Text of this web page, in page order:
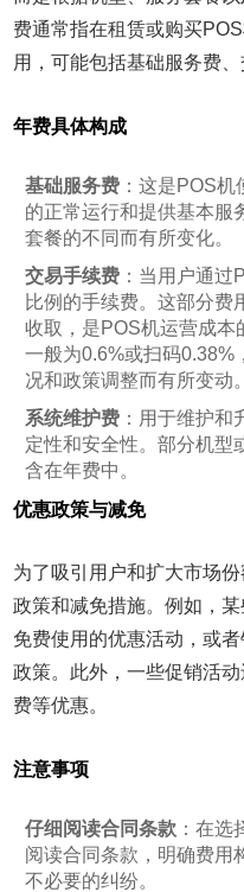
费通常指在租赁或购买
用，可能包括基础服务费
年费具体构成
基础服务费 ：这是POS
的正常运行和提供基本服
套餐的不同而有所变化。
交易手续费 ：当用户通
比例的手续费。这部分费
收取，是POS机运营成本
一般为0.6%或扫码0.38%
况和政策调整而有所变动。
系统维护费 ：用于维护
定性和安全性。部分机型
含在年费中。
优惠政策与减免
为了吸引用户和扩大市场
政策和减免措施。例如，
免费使用的优惠活动，或
政策。此外，一些促销活
费等优惠。
注意事项
仔细阅读合同条款 ：在
阅读合同条款，明确费用
不必要的纠纷。